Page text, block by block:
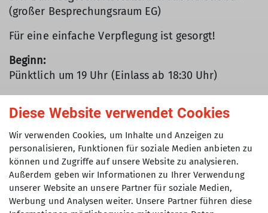
(großer Besprechungsraum EG)
Für eine einfache Verpflegung ist gesorgt!
Beginn:
Pünktlich um 19 Uhr (Einlass ab 18:30 Uhr)
2. Jahresbericht durch die 2. Vorsitzende
3. Bericht der Jugendreferentin
4. Kassenbericht durch den Schatzmeister
Diese Website verwendet Cookies
Wir verwenden Cookies, um Inhalte und Anzeigen zu
personalisieren, Funktionen für soziale Medien anbieten zu
können und Zugriffe auf unsere Website zu analysieren.
Außerdem geben wir Informationen zu Ihrer Verwendung
unserer Website an unsere Partner für soziale Medien,
Werbung und Analysen weiter. Unsere Partner führen diese